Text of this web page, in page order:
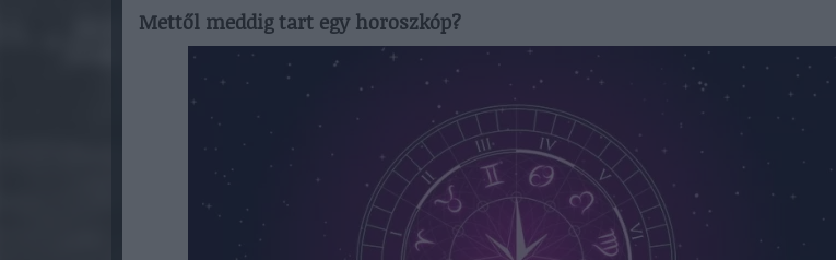
Mettől meddig tart egy horoszkóp?